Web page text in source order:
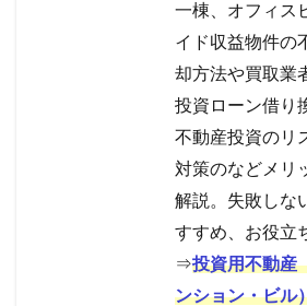
一棟、オフィス
イド収益物件の
却方法や買取業
投資ローン借り
不動産投資のリ
対策のなどメリ
解説。失敗しな
すすめ、お役立
⇒投資用不動産
ンション・ビル